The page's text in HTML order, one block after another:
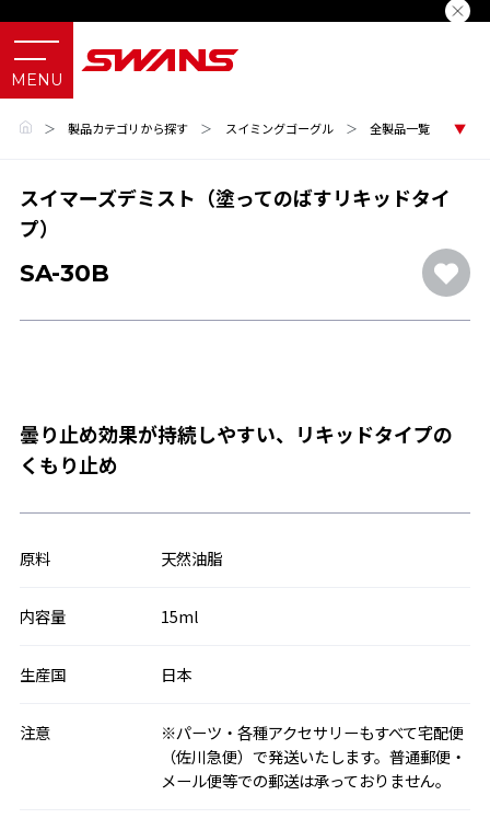
＞ 製品カテゴリから探す ＞ スイミングゴーグル ＞ 全製品一覧
スイマーズデミスト（塗ってのばすリキッドタイ
プ）
SA-30B
曇り止め効果が持続しやすい、リキッドタイプの
くもり止め
原料 天然油脂
内容量 15ml
生産国 日本
注意
※パーツ・各種アクセサリーもすべて宅配便
（佐川急便）で発送いたします。普通郵便・
メール便等での郵送は承っておりません。